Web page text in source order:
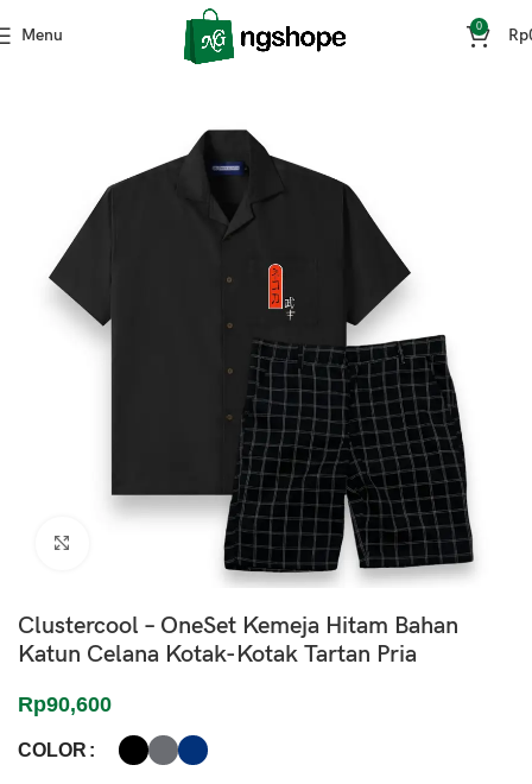
Menu 0 Rp
Clustercool – OneSet Kemeja Hitam Bahan
Katun Celana Kotak-Kotak Tartan Pria
Rp90,600
COLOR